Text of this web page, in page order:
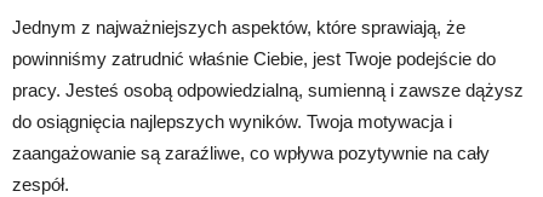
Jednym z najważniejszych aspektów, które sprawiają, że
powinniśmy zatrudnić właśnie Ciebie, jest Twoje podejście do
pracy. Jesteś osobą odpowiedzialną, sumienną i zawsze dążysz
do osiągnięcia najlepszych wyników. Twoja motywacja i
zaangażowanie są zaraźliwe, co wpływa pozytywnie na cały
zespół.